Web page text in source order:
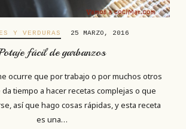
Y VERDURAS 25 MARZO, 2016
fácil de garbanzos
ocurre que por trabajo o por muchos otros
tiempo a hacer recetas complejas o que
así que hago cosas rápidas, y esta receta
es una…